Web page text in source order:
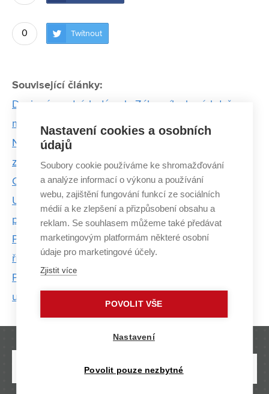
0 Twítnout
Související články:
Designér vodních dýmek: Zákazníky baví, když
mohou pozorovat, co se děje uvnitř
Nečekala jsem, že se uměním budu živit, říká jedna
z nejvýraznějších současných umělkyň Vendula
Chalánková
Umělkyně Karin Písaříková odjela do Japonska na
půl roku, zůstala deset let
Předky z pravěku bychom na ulici asi nepoznali,
říká sochař Ondřej Bílek
Pulicarova cena: Za knížku, kterou napsal, graficky
upravil a vydal, i když sám jiné nečte
Nastavení cookies a osobních
údajů
Soubory cookie používáme ke shromažďování
a analýze informací o výkonu a používání
webu, zajištění fungování funkcí ze sociálních
médií a ke zlepšení a přizpůsobení obsahu a
reklam. Se souhlasem můžeme také předávat
marketingovým platformám některé osobní
údaje pro marketingové účely.
Zjistit více
POVOLIT VŠE
Nastavení
Povolit pouze nezbytné